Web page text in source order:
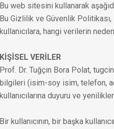
Bu web sitesini kullanarak
Bu Gizlilik ve Güvenlik
kullanıcılara, hangi verilerin
KİŞİSEL VERİLER
Prof. Dr. Tuğçin Bora Polat,
bilgileri (isim-soy isim, telefon,
kullanıcılarına duyuru ve
Bir kullanıcının, bir başka